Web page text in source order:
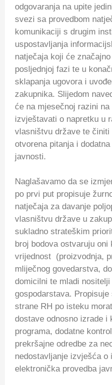
odgovaranja na upite
svezi sa provedbom
komunikaciji s drugim
uspostavljanja
natječaja koji će
posljednjoj fazi te u
sklapanja ugovora i
zakupnika. Slijedom
će na mjesečnoj razini
izvještavati o napretku u
vlasništvu države te činiti
otvorena pitanja i
javnosti.
Naglašavamo da se
po prvi put propisuje
natječaja za davanje
vlasništvu države u
sukladno strateškim
broj bodova ostvaruju
vrijednost (proizvodnja,
mliječnog govedarstva,
domicilni te mladi
gospodarstava.
strane RH po isteku
dostave odnosno izrade i
programa, dodatne
prekršajne odredbe za
nedostavljanje izvješća
elektronička provedba